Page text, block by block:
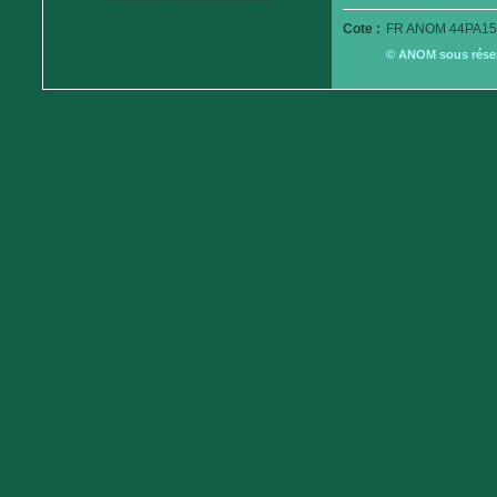
Cote : FR ANOM
© ANOM sous